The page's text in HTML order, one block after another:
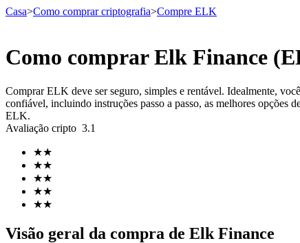
Futuros
Futuros de USDT
Futuros usando USDT como garantia
Casa>Como comprar criptografia>Compre ELK
Como comprar Elk Finance
Comprar ELK deve ser seguro, simples e rentável. Idealmente,
confiável, incluindo instruções passo a passo, as melhores opções
ELK.
Avaliação cripto 3.1
★★
★★
★★
★★
★★
Visão geral da compra de Elk Finance